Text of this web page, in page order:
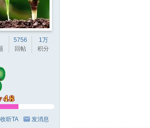
5756
回帖
1万
积分
收听TA 发消息